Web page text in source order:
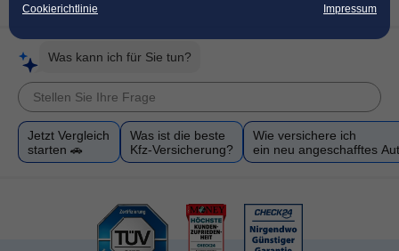
Cookierichtlinie
Impressum
Was kann ich für Sie tun?
Jetzt Vergleich
starten 🚗
Was ist die beste
Kfz-Versicherung?
Wie versichere ich
ein neu angeschafftes